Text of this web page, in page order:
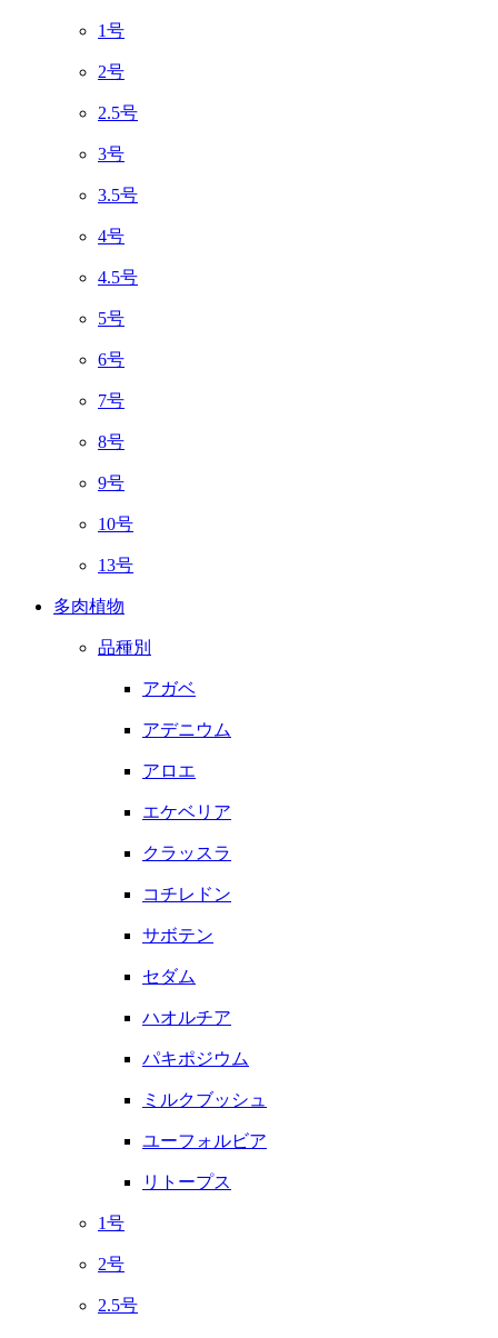
1号
2号
2.5号
3号
3.5号
4号
4.5号
5号
6号
7号
8号
9号
10号
13号
多肉植物
品種別
アガベ
アデニウム
アロエ
エケベリア
クラッスラ
コチレドン
サボテン
セダム
ハオルチア
パキポジウム
ミルクブッシュ
ユーフォルビア
リトープス
1号
2号
2.5号